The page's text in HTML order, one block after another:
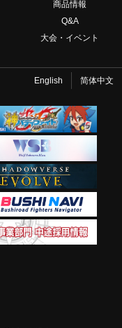
商品情報
Q&A
大会・イベント
English 简体中文